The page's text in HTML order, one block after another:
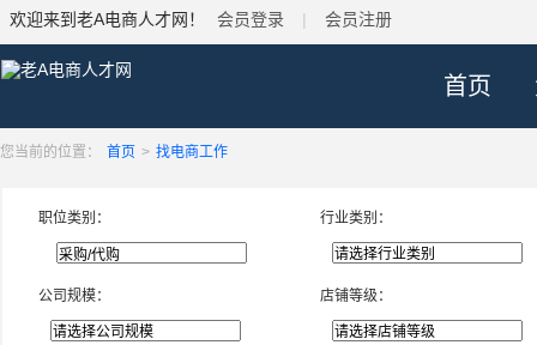
欢迎来到老A电商人才网！ 会员登录 | 会员注册
首页
您当前的位置： 首页 > 找电商工作
职位类别： 行业类别：
公司规模： 店铺等级：